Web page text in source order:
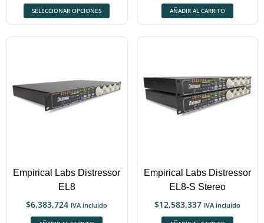
SELECCIONAR OPCIONES AÑADIR AL CARRITO
Empirical Labs Distressor
EL8
$6,383,724 IVA incluido
Empirical Labs Distressor
EL8-S Stereo
$12,583,337 IVA incluido